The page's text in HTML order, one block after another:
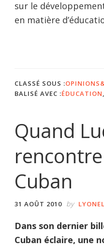
sur le
en matière
CLASSÉ SOUS :
BALISÉ AVEC :ÉDUCATION
Quand
Cuban
31 AOÛT 2010 by
Dans son dernier
Cuban éclaire, une